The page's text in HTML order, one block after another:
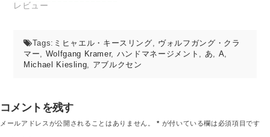
レビュー
Tags: ミヒャエル・キースリング, ヴォルフガング・クラ
マー, Wolfgang Kramer, ハンドマネージメント , あ, A,
Michael Kiesling, アブルクセン
コメントを残す
メールアドレスが公開されることはありません。 * が付いている欄は必須項目です